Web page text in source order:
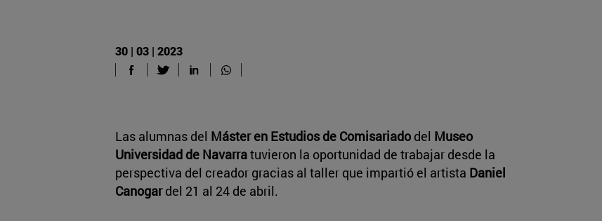
30 | 03 | 2023
Las alumnas del Máster en Estudios de Comisariado del Museo
Universidad de Navarratuvieron la oportunidad de trabajar desde la
perspectiva del creador gracias al taller que impartió el artista Daniel
Canogardel 21 al 24 de abril.